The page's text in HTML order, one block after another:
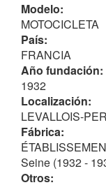
Modelo:
MOTOCICLETA
País:
FRANCIA
Año fundación:
1932
Localización:
LEVALLOIS-
Fábrica:
Seine (1932 -
Otros: